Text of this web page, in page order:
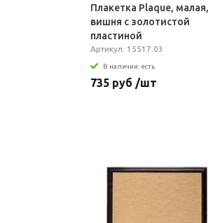
Плакетка Plaque, малая,
вишня с золотистой
пластиной
Артикул: 15517.03
В наличии: есть
735 руб /шт